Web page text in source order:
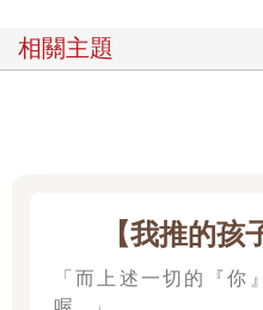
相關主題
【我推的孩
「而上述一切的『你